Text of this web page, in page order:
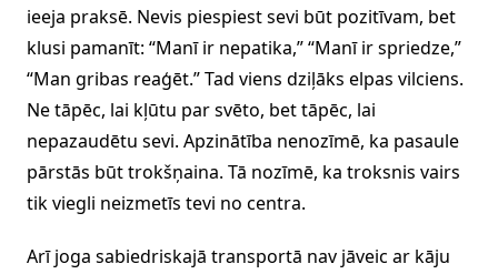
ieeja praksē. Nevis piespiest sevi būt pozitīvam, bet
klusi pamanīt: “Manī ir nepatika,” “Manī ir spriedze,”
“Man gribas reaģēt.” Tad viens dziļāks elpas vilciens.
Ne tāpēc, lai kļūtu par svēto, bet tāpēc, lai
nepazaudētu sevi. Apzinātība nenozīmē, ka pasaule
pārstās būt trokšņaina. Tā nozīmē, ka troksnis vairs
tik viegli neizmetīs tevi no centra.
Arī joga sabiedriskajā transportā nav jāveic ar kāju